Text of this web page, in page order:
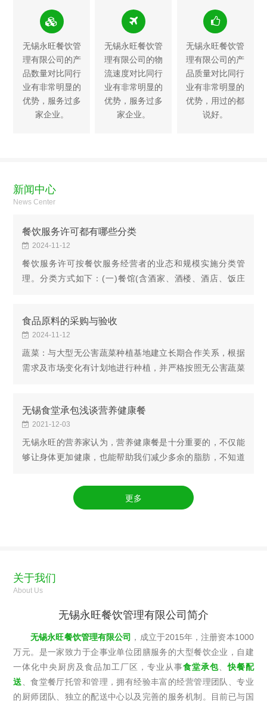
无锡永旺餐饮管
理有限公司的产
品数量对比同行
业有非常明显的
优势，服务过多
家企业。
无锡永旺餐饮管
理有限公司的物
流速度对比同行
业有非常明显的
优势，服务过多
家企业。
无锡永旺餐饮管
理有限公司的产
品质量对比同行
业有非常明显的
优势，用过的都
说好。
新闻中心
News Center
餐饮服务许可都有哪些分类
2024-11-12
餐饮服务许可按餐饮服务经营者的业态和规模实施分类管
理。分类方式如下：(一)餐馆(含酒家、酒楼、酒店、饭庄
食品原料的采购与验收
2024-11-12
蔬菜：与大型无公害蔬菜种植基地建立长期合作关系，根据
需求及市场变化有计划地进行种植，并严格按照无公害蔬菜
无锡食堂承包浅谈营养健康餐
2021-12-03
无锡永旺的营养家认为，营养健康餐是十分重要的，不仅能
够让身体更加健康，也能帮助我们减少多余的脂肪，不知道
有下吧。早餐要注重营养一日之计在于晨，早餐要...
更多
关于我们
About Us
无锡永旺餐饮管理有限公司简介
无锡永旺餐饮管理有限公司 ，成立于2015年，注册资本1000
万元。是一家致力于企事业单位团膳服务的大型餐饮企业，自建
一体化中央厨房及食品加工厂区，专业从事食堂承包、快餐配
送 、食堂餐厅托管和管理，拥有经验丰富的经营管理团队、专业
的厨师团队、独立的配送中心以及完善的服务机制。目前已与国